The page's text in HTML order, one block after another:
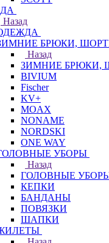
Назад
БРЮКИ,
Назад
ЗИМНИЕ БРЮКИ,
BIVIUM
Fischer
KV+
MOAX
NONAME
NORDSKI
ONE WAY
УБОРЫ
Назад
ГОЛОВНЫЕ
КЕПКИ
БАНДАНЫ
ПОВЯЗКИ
ШАПКИ